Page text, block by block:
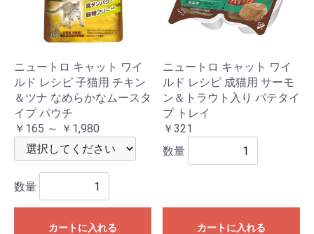
ニュートロ キャット ワイ
ルド レシピ 子猫用 チキン
＆ツナ なめらかなムースタ
イプ パウチ
￥165 ～ ￥1,980
数量
カートに入れる
ニュートロ キャット ワイ
ルド レシピ 成猫用 サーモ
ン＆トラウト入り パテタイ
プ トレイ
￥321
数量
カートに入れる